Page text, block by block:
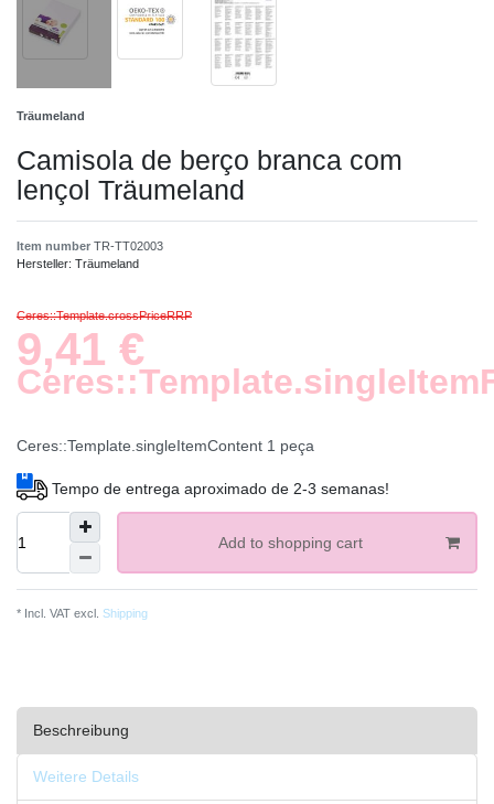
Träumeland
Camisola de berço branca com
lençol Träumeland
Item number TR-TT02003
Hersteller: Träumeland
Ceres::Template.crossPriceRRP
9,41 €
Ceres::Template.singleItemContent 1 peça
Tempo de entrega aproximado de 2-3 semanas!
Add to shopping cart
* Incl. VAT excl. Shipping
Beschreibung
Weitere Details